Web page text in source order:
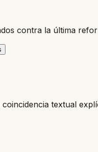
contra la última
textual